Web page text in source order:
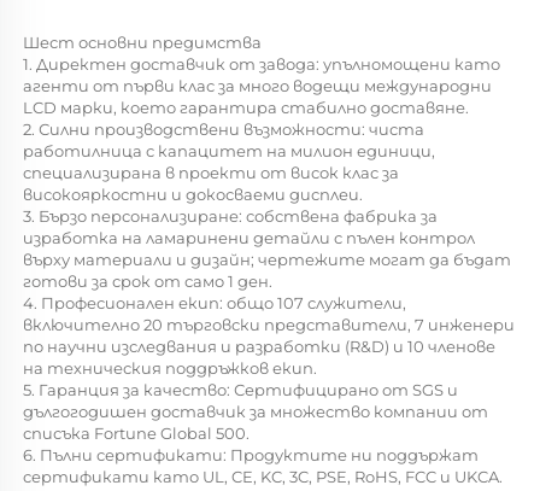
Шест основни предимства
1. Директен доставчик от завода: упълномощени като
агенти от първи клас за много водещи международни
LCD марки, което гарантира стабилно доставяне.
2. Силни производствени възможности: чиста
работилница с капацитет на милион единици,
специализирана в проекти от висок клас за
високояркостни и докосваеми дисплеи.
3. Бързо персонализиране: собствена фабрика за
изработка на ламаринени детайли с пълен контрол
върху материали и дизайн; чертежите могат да бъдат
готови за срок от само 1 ден.
4. Професионален екип: общо 107 служители,
включително 20 търговски представители, 7 инженери
по научни изследвания и разработки (R&D) и 10 членове
на техническия поддръжков екип.
5. Гаранция за качество: Сертифицирано от SGS и
дългогодишен доставчик за множество компании от
списъка Fortune Global 500.
6. Пълни сертификати: Продуктите ни поддържат
сертификати като UL, CE, KC, 3C, PSE, RoHS, FCC и UKCA.